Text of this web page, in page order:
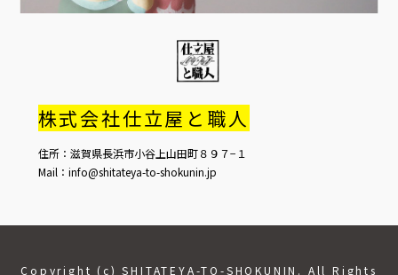
株式会社仕立屋と職人
住所：滋賀県長浜市小谷上山田町８９７−１
Mail：info@shitateya-to-shokunin.jp
Copyright (c) SHITATEYA-TO-SHOKUNIN. All Rights